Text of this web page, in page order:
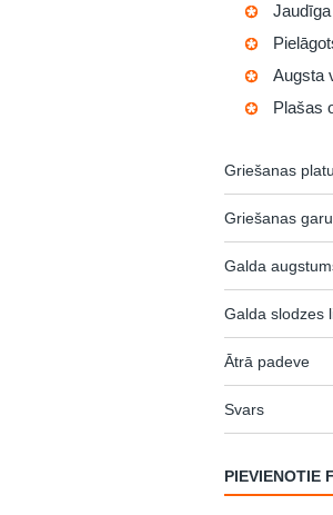
Jaudīga
Augsta
Plašas
Griešanas
Griešanas
Galda
Galda slodzes
Ātrā padeve
Svars
PIEVIENOTIE